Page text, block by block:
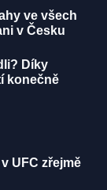
ve všech
v Česku
Díky
konečně
UFC zřejmě